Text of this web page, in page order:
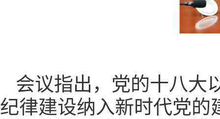
会议指出，党的十八大
纪律建设纳入新时代党的